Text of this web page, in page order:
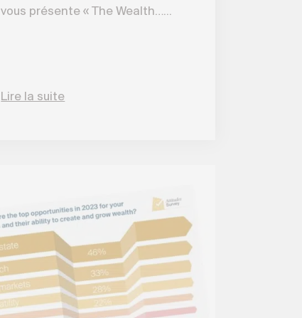
vous présente « The Wealth…...
Lire la suite